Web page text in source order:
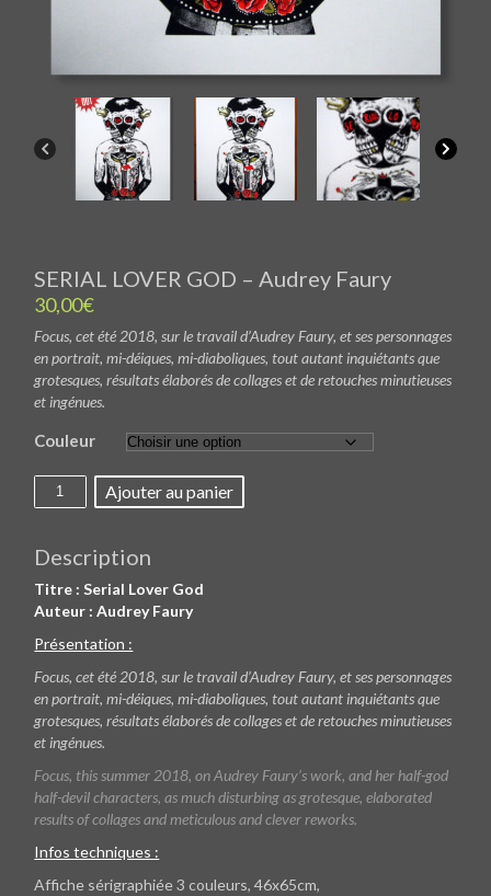
SERIAL LOVER GOD – Audrey Faury
30,00€
Focus, cet été 2018, sur le travail d’Audrey Faury, et ses personnages
en portrait, mi-déiques, mi-diaboliques, tout autant inquiétants que
grotesques, résultats élaborés de collages et de retouches minutieuses
et ingénues.
Couleur
quantité
SERIAL
GOD
-
Audrey
Faury
Ajouter au panier
Description
Titre : Serial Lover God
Auteur : Audrey Faury
Présentation :
Focus, cet été 2018, sur le travail d’Audrey Faury, et ses personnages
en portrait, mi-déiques, mi-diaboliques, tout autant inquiétants que
grotesques, résultats élaborés de collages et de retouches minutieuses
et ingénues.
Focus, this summer 2018, on Audrey Faury’s work, and her half-god
half-devil characters, as much disturbing as grotesque, elaborated
results of collages and meticulous and clever reworks.
Infos techniques :
Affiche sérigraphiée 3 couleurs, 46x65cm,